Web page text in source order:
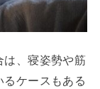
は、寝姿勢や筋
ケースもある